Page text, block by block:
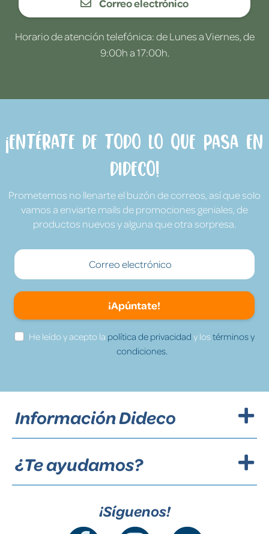
Correo electrónico
Horario de atención telefónica: de Lunes a Viernes, de
9:00h a 17:00h.
¡Entérate de todo lo que pasa en
Dideco!
Prometemos no llenarte el buzón de correos, así que solo
vamos a enviarte mails de promociones geniales, de
productos nuevos y alguna que otra sorpresa.
¡Apúntate!
He leído y acepto la política de privacidad y lostérminos y
condiciones.
Información Dideco
¿Te ayudamos?
¡Síguenos!